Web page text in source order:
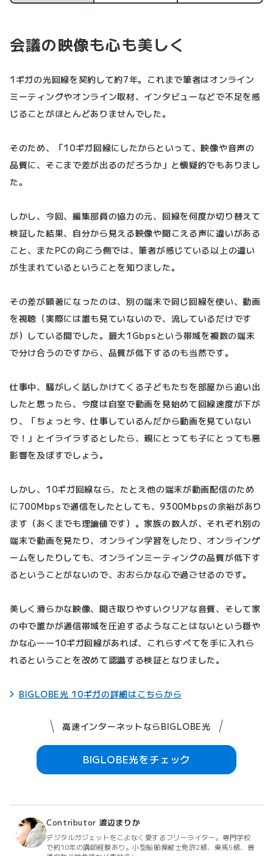
会議の映像も心も美しく
1ギガの光回線を契約して約7年。これまで筆者はオンライン
ミーティングやオンライン取材、インタビューなどで不足を感
じることがほとんどありませんでした。
そのため、「10ギガ回線にしたからといって、映像や音声の
品質に、そこまで差が出るのだろうか」と懐疑的でもありまし
た。
しかし、今回、編集部員の協力の元、回線を何度か切り替えて
検証した結果、自分から見える映像や聞こえる声に違いがある
こと、またPCの向こう側では、筆者が感じている以上の違い
が生まれているということを知りました。
その差が顕著になったのは、別の端末で同じ回線を使い、動画
を視聴（実際には誰も見ていないので、流しているだけです
が）している間でした。最大1Gbpsという帯域を複数の端末
で分け合うのですから、品質が低下するのも当然です。
仕事中、騒がしく話しかけてくる子どもたちを部屋から追い出
したと思ったら、今度は自室で動画を見始めて回線速度が下が
り、「ちょっと今、仕事しているんだから動画を見ていない
で！」とイライラするとしたら、親にとっても子にとっても悪
影響を及ぼすでしょう。
しかし、10ギガ回線なら、たとえ他の端末が動画配信のため
に700Mbpsで通信をしたとしても、9300Mbpsの余裕があり
ます（あくまでも理論値です）。家族の数人が、それぞれ別の
端末で動画を見たり、オンライン学習をしたり、オンラインゲ
ームをしたりしても、オンラインミーティングの品質が低下す
るということがないので、おおらかな心で過ごせるのです。
美しく滑らかな映像、聞き取りやすいクリアな音質、そして家
の中で誰かが通信帯域を圧迫するようなことはないという穏や
かな心――10ギガ回線があれば、これらすべてを手に入れら
れるということを改めて認識する検証となりました。
BIGLOBE光 10ギガの詳細はこちらから
高速インターネットならBIGLOBE光
BIGLOBE光をチェック
Contributor 渡辺まりか
デジタルガジェットをこよなく愛するフリーライター。専門学校
で約10年の講師経験あり。小型船舶操縦士免許2級、乗馬5級、普